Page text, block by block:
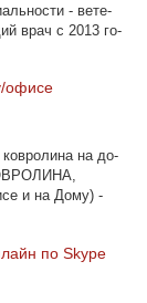
- ве­те­
врач с 2013 го­
офи­се
ков­ро­ли­на на до­
и на До­му) -
по Skype